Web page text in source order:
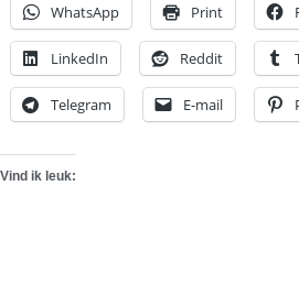
WhatsApp Print
LinkedIn Reddit
Telegram E-mail
Vind ik leuk: